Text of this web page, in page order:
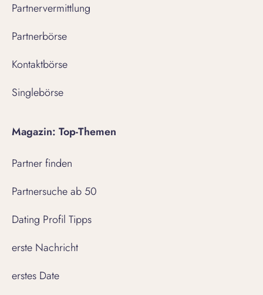
Partnervermittlung
Partnerbörse
Kontaktbörse
Singlebörse
Magazin: Top-Themen
Partner finden
Partnersuche ab 50
Dating Profil Tipps
erste Nachricht
erstes Date